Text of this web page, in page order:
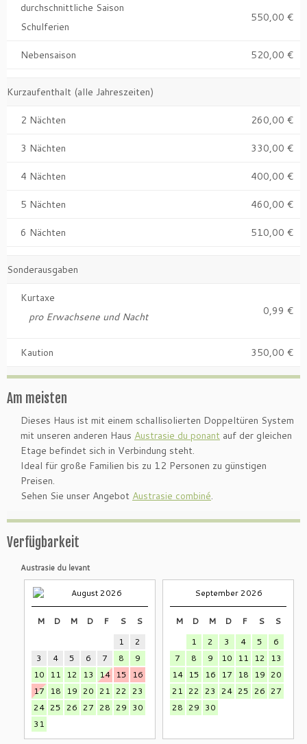
durchschnittliche Saison
Schulferien
550,00 €
Nebensaison 520,00 €
Kurzaufenthalt (alle Jahreszeiten)
2 Nächten 260,00 €
3 Nächten 330,00 €
4 Nächten 400,00 €
5 Nächten 460,00 €
6 Nächten 510,00 €
Sonderausgaben
Kurtaxe
pro Erwachsene und Nacht
0,99 €
Kaution 350,00 €
Am meisten
Dieses Haus ist mit einem schallisolierten Doppeltüren System
mit unseren anderen Haus Austrasie du ponant auf der gleichen
Etage befindet sich in Verbindung steht.
Ideal für große Familien bis zu 12 Personen zu günstigen
Preisen.
Sehen Sie unser Angebot Austrasie combiné.
Verfügbarkeit
Austrasie du levant
August 2026
M D M D F S
S
1
2
3
4 5 6 7 8
9
10
11 12 13 14 15
16
17
18 19 20 21 22 23
24 25 26 27 28 29 30
31
September 2026
M D M D F S
S
1
2 3 4 5
6
7
8 9 10 11 12
13
14 15 16 17 18 19 20
21 22 23 24 25 26 27
28 29 30